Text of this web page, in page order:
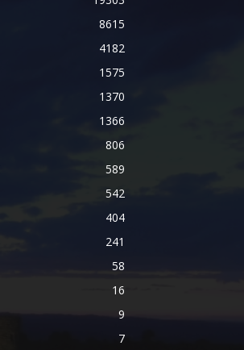
8615
4182
1575
1370
1366
806
589
542
404
241
58
16
9
7